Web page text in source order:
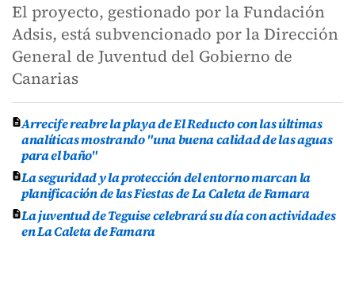
El proyecto, gestionado por la Fundación
Adsis, está subvencionado por la Dirección
General de Juventud del Gobierno de
Canarias
Arrecife reabre la playa de El Reducto con las últimas
analíticas mostrando "una buena calidad de las aguas
para el baño"
La seguridad y la protección del entorno marcan la
planificación de las Fiestas de La Caleta de Famara
La juventud de Teguise celebrará su día con actividades
en La Caleta de Famara